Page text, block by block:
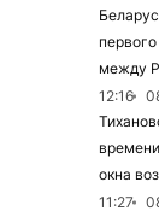
между
12:16
окна
11:27